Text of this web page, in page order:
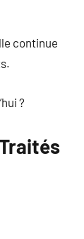
continue
?